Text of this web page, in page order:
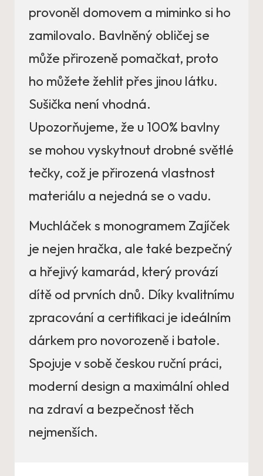
provoněl domovem a miminko si ho
zamilovalo. Bavlněný obličej se
může přirozeně pomačkat, proto
ho můžete žehlit přes jinou látku.
Sušička není vhodná.
Upozorňujeme, že u 100% bavlny
se mohou vyskytnout drobné světlé
tečky, což je přirozená vlastnost
materiálu a nejedná se o vadu.
Muchláček s monogramem Zajíček
je nejen hračka, ale také bezpečný
a hřejivý kamarád, který provází
dítě od prvních dnů. Díky kvalitnímu
zpracování a certifikaci je ideálním
dárkem pro novorozeně i batole.
Spojuje v sobě českou ruční práci,
moderní design a maximální ohled
na zdraví a bezpečnost těch
nejmenších.